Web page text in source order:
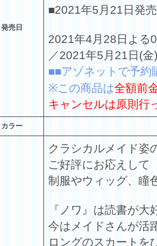
発売日
■2021年5月21日発
2021年4月28日よる
／2021年5月21日(
■■アゾネットで予約
※この商品は全額前
キャンセルは原則行
カラー
クラシカルメイド姿
ご好評にお応えして
制服やウィッグ、瞳
『ノワ』は読書が大
今はメイドさんが活
ロングのスカートを